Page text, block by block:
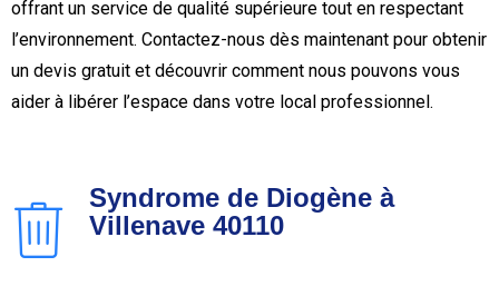
offrant un service de qualité supérieure tout en respectant
l’environnement. Contactez-nous dès maintenant pour obtenir
un devis gratuit et découvrir comment nous pouvons vous
aider à libérer l’espace dans votre local professionnel.
Syndrome de Diogène à
Villenave 40110